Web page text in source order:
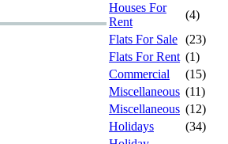
Houses For
Rent
(4)
Flats For Sale (23)
Flats For Rent (1)
Commercial
(15)
Miscellaneous (11)
Miscellaneous (12)
Holidays
(34)